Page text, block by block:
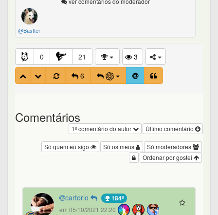
@Bastter
0 21
3
6
Comentários
Último comentário
1º comentário do autor
Só moderadores
Só os meus
Só quem eu sigo
Ordenar por gostei
cartorio 184º
em 05/10/2021 22:20